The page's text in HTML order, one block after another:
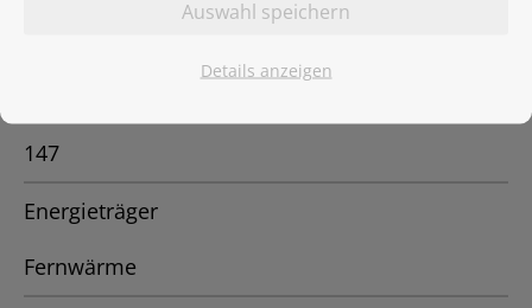
147
Energieträger
Fernwärme
Auswahl speichern
Details anzeigen